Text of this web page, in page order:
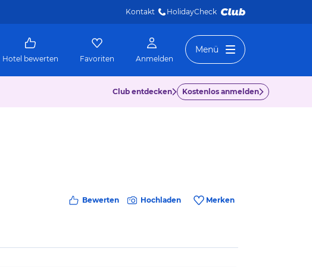
Kontakt HolidayCheck
Hotel bewerten Favoriten Anmelden
Menü
Club entdecken Kostenlos anmelden
Bewerten Hochladen Merken